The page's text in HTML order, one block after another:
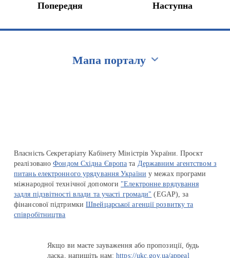
Попередня Наступна
Мапа порталу
Власність Секретаріату Кабінету Міністрів України. Проєкт
реалізованоФондом Східна Європа та Державним агентством з
питань електронного урядування України у межах програми
міжнародної технічної допомоги "Електронне врядування
задля підзвітності влади та участі громади" (EGAP), за
фінансової підтримкиШвейцарської агенції розвитку та
співробітництва
Якщо ви маєте зауваження або пропозиції, будь
ласка, напишіть нам:https://ukc.gov.ua/appeal